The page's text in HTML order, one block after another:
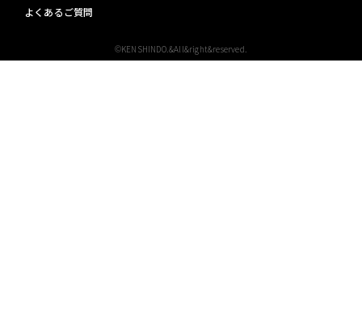
よくあるご質問
©KENSHINDO.&All&right&reserved.